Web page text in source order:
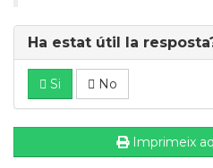
Ha estat útil la
Si No
Imprimeix